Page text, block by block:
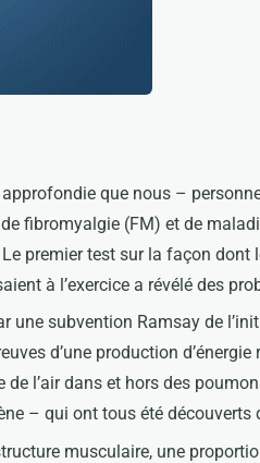
approfondie que nous –
fibromyalgie (FM) et de
premier test sur la façon
à l’exercice a révélé des
une subvention Ramsay de
d’une production
de l’air dans et hors des
– qui ont tous été découverts
musculaire, une